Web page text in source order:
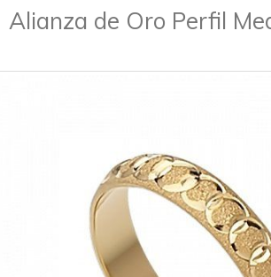
Alianza de Oro Perfil